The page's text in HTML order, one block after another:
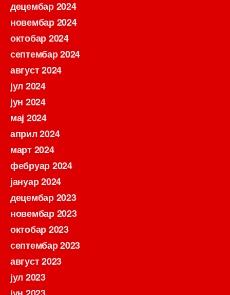
децембар 2024
новембар 2024
октобар 2024
септембар 2024
август 2024
јул 2024
јун 2024
мај 2024
април 2024
март 2024
фебруар 2024
јануар 2024
децембар 2023
новембар 2023
октобар 2023
септембар 2023
август 2023
јул 2023